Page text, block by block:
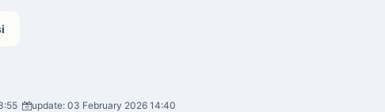
update: 03 February 2026 14:40